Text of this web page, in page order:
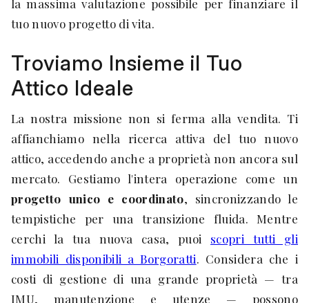
la massima valutazione possibile per finanziare il
tuo nuovo progetto di vita.
Troviamo Insieme il Tuo
Attico Ideale
La nostra missione non si ferma alla vendita. Ti
affianchiamo nella ricerca attiva del tuo nuovo
attico, accedendo anche a proprietà non ancora sul
mercato. Gestiamo l'intera operazione come un
progetto unico e coordinato, sincronizzando le
tempistiche per una transizione fluida. Mentre
cerchi la tua nuova casa, puoi scopri tutti gli
immobili disponibili a Borgoratti. Considera che i
costi di gestione di una grande proprietà — tra
IMU, manutenzione e utenze — possono